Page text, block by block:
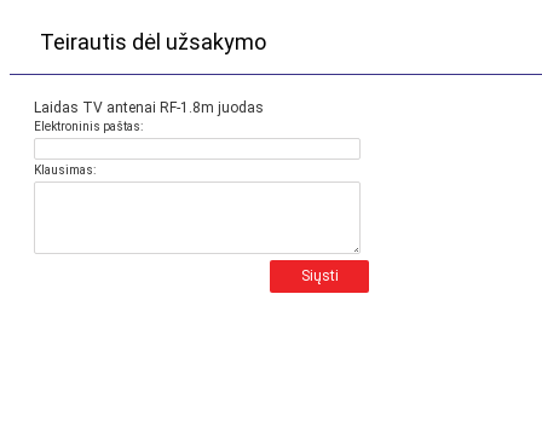
Teirautis dėl užsakymo
Laidas TV antenai RF-1.8m juodas
Elektroninis paštas:
Klausimas:
Siųsti